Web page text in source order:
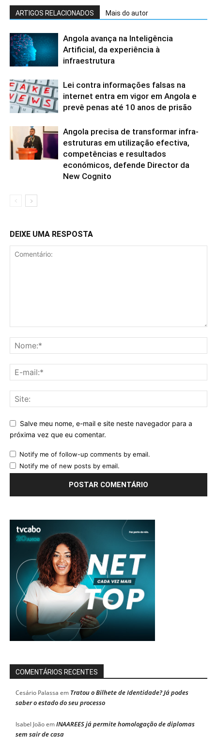
ARTIGOS RELACIONADOS Mais do autor
Angola avança na Inteligência
Artificial, da experiência à
infraestrutura
Lei contra informações falsas na
internet entra em vigor em Angola e
prevê penas até 10 anos de prisão
Angola precisa de transformar infra-
estruturas em utilização efectiva,
competências e resultados
económicos, defende Director da
New Cognito
DEIXE UMA RESPOSTA
Salve meu nome, e-mail e site neste navegador para a
próxima vez que eu comentar.
Notify me of follow-up comments by email.
Notify me of new posts by email.
COMENTÁRIOS RECENTES
Cesário Palassa em Tratou o Bilhete de Identidade? Já podes
saber o estado do seu processo
Isabel JoãoemINAAREES já permite homologação de diplomas
sem sair de casa